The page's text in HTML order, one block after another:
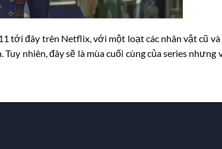
tới đây trên Netflix, với một loạt các nhân vật cũ
nhiên, đây sẽ là mùa cuối cùng của series nhưng